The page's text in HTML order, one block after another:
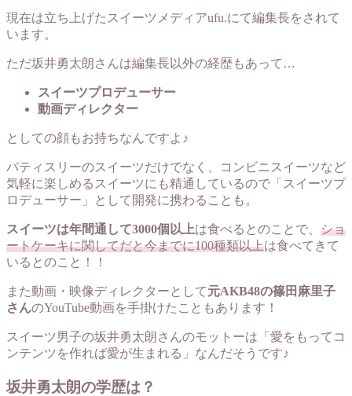
現在は立ち上げたスイーツメディアufu.にて編集長をされて
います。
ただ坂井勇太朗さんは編集長以外の経歴もあって…
スイーツプロデューサー
動画ディレクター
としての顔もお持ちなんですよ♪
パティスリーのスイーツだけでなく、コンビニスイーツなど
気軽に楽しめるスイーツにも精通しているので「スイーツプ
ロデューサー」として開発に携わることも。
スイーツは年間通して3000個以上は食べるとのことで、 ショ
ートケーキに関してだと今までに100種類以上は食べてきて
いるとのこと！！
また動画・映像ディレクターとして元AKB48の篠田麻里子
さんのYouTube動画を手掛けたこともあります！
スイーツ男子の坂井勇太朗さんのモットーは「愛をもってコ
ンテンツを作れば愛が生まれる」なんだそうです♪
坂井勇太朗の学歴は？